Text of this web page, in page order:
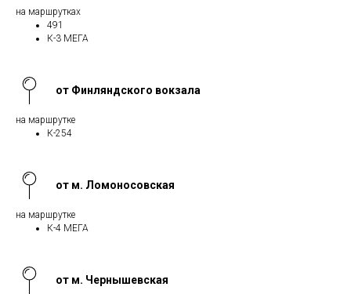
на маршрутках
491
К-3 МЕГА
от Финляндского вокзала
на маршрутке
К-254
от м. Ломоносовская
на маршрутке
К-4 МЕГА
от м. Чернышевская